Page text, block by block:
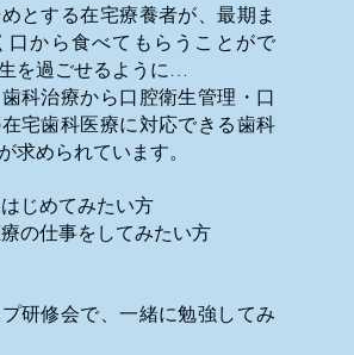
とする在宅療養者が、最期ま
口から食べてもらうことがで
を過ごせるように…
科治療から口腔衛生管理・口
宅歯科医療に対応できる歯科
求められています。
じめてみたい方
の仕事をしてみたい方
研修会で、一緒に勉強してみ